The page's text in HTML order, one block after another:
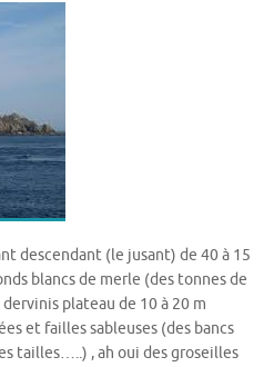
descendant (le jusant) de 40 à 15
blancs de merle (des tonnes de
plateau de 10 à 20 m
et failles sableuses (des bancs
tailles…..) , ah oui des groseilles